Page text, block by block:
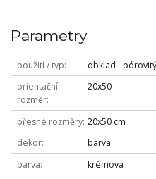
Parametry
použití / typ
obklad -
orientační
rozměr
20x50
přesné rozměry 20x50 cm
dekor
barva
barva
krémová